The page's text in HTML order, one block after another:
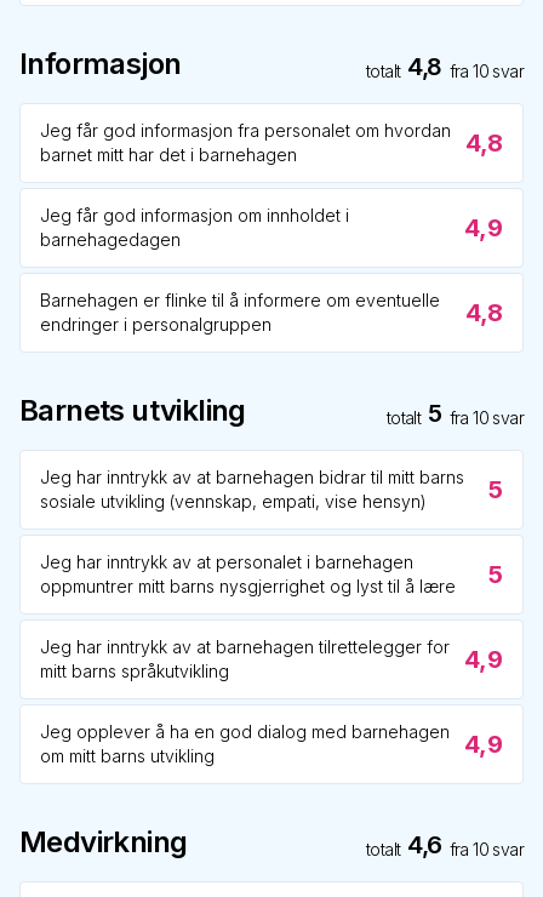
Informasjon totalt 4,8 fra10 svar
Jeg får god informasjon fra personalet om hvordan
barnet mitt har det i barnehagen
4,8
Jeg får god informasjon om innholdet i
barnehagedagen
4,9
Barnehagen er flinke til å informere om eventuelle
endringer i personalgruppen
4,8
Barnets utvikling totalt 5 fra10 svar
Jeg har inntrykk av at barnehagen bidrar til mitt barns
sosiale utvikling (vennskap, empati, vise hensyn)
5
Jeg har inntrykk av at personalet i barnehagen
oppmuntrer mitt barns nysgjerrighet og lyst til å lære
5
Jeg har inntrykk av at barnehagen tilrettelegger for
mitt barns språkutvikling
4,9
Jeg opplever å ha en god dialog med barnehagen
om mitt barns utvikling
4,9
Medvirkning totalt 4,6 fra10 svar